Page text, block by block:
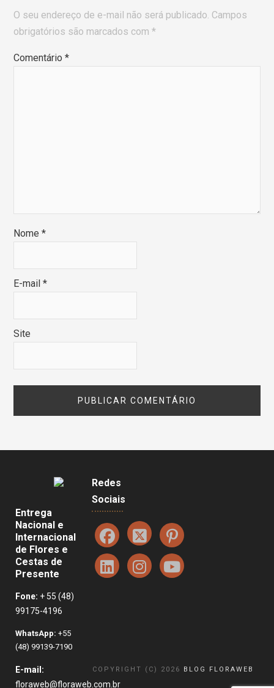
O seu endereço de e-mail não será publicado. Campos
obrigatórios são marcados com*
Comentário*
Nome*
E-mail*
Site
Entrega
Nacional e
Internacional
de Flores e
Cestas de
Presente
Fone: + 55 (48)
99175-4196
WhatsApp: +55
(48) 99139-7190
E-mail:
floraweb@floraweb.com.br
Redes
Sociais
COPYRIGHT (C) 2026 BLOG FLORAWEB